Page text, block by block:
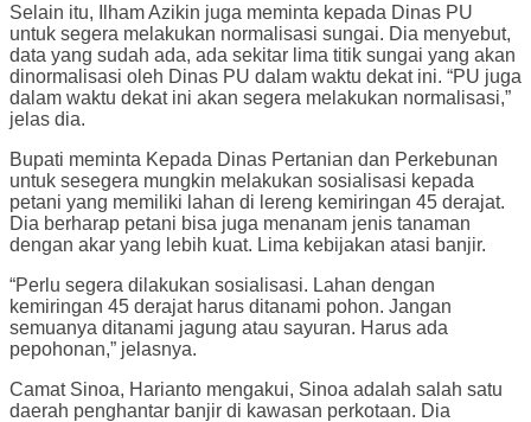
Selain itu, Ilham Azikin juga meminta kepada Dinas PU
untuk segera melakukan normalisasi sungai. Dia menyebut,
data yang sudah ada, ada sekitar lima titik sungai yang akan
dinormalisasi oleh Dinas PU dalam waktu dekat ini. “PU juga
dalam waktu dekat ini akan segera melakukan normalisasi,”
jelas dia.
Bupati meminta Kepada Dinas Pertanian dan Perkebunan
untuk sesegera mungkin melakukan sosialisasi kepada
petani yang memiliki lahan di lereng kemiringan 45 derajat.
Dia berharap petani bisa juga menanam jenis tanaman
dengan akar yang lebih kuat. Lima kebijakan atasi banjir.
“Perlu segera dilakukan sosialisasi. Lahan dengan
kemiringan 45 derajat harus ditanami pohon. Jangan
semuanya ditanami jagung atau sayuran. Harus ada
pepohonan,” jelasnya.
Camat Sinoa, Harianto mengakui, Sinoa adalah salah satu
daerah penghantar banjir di kawasan perkotaan. Dia